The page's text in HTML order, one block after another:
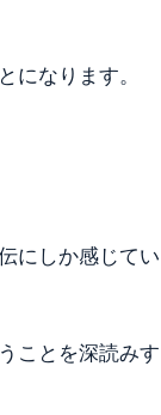
になります。
にしか感じてい
ことを深読みす